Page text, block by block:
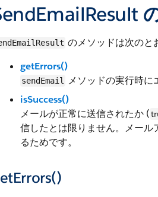
のメソッドは次のと
getErrors()
sendEmail メソッドの実行時に
isSuccess()
メールが正常に送信されたか (
信したとは限りません。メー
るためです。